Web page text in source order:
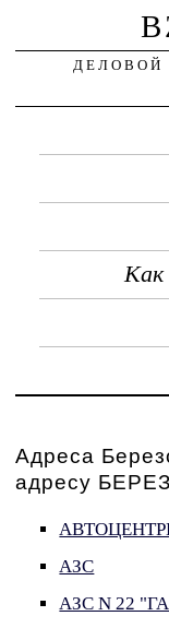
ДЕЛОВОЙ
Как
Адреса
адресу
АЗС
АЗС N 22